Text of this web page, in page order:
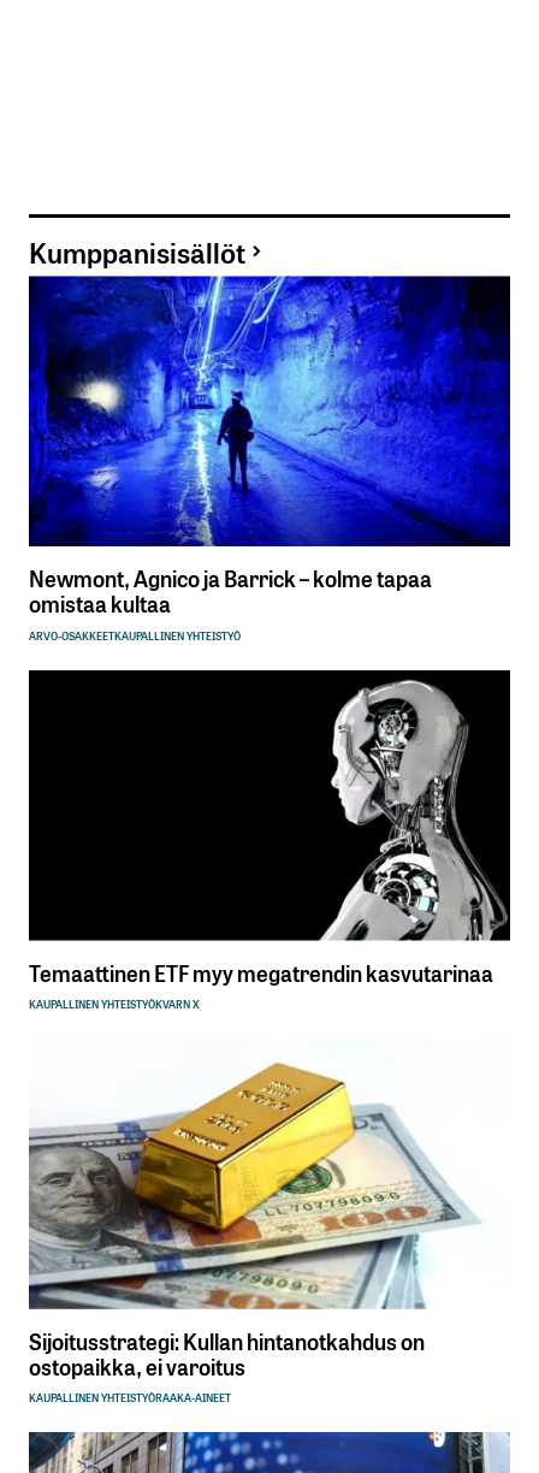
Kumppanisisällöt
Newmont, Agnico ja Barrick – kolme tapaa
omistaa kultaa
ARVO-OSAKKEETKAUPALLINEN YHTEISTYÖ
Temaattinen ETF myy megatrendin kasvutarinaa
KAUPALLINEN YHTEISTYÖKVARN X
Sijoitusstrategi: Kullan hintanotkahdus on
ostopaikka, ei varoitus
KAUPALLINEN YHTEISTYÖRAAKA-AINEET